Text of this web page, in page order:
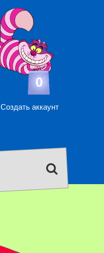
0
Создать аккаунт